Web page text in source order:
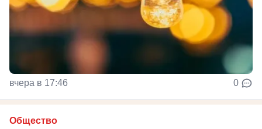
вчера в 17:46 0
Общество